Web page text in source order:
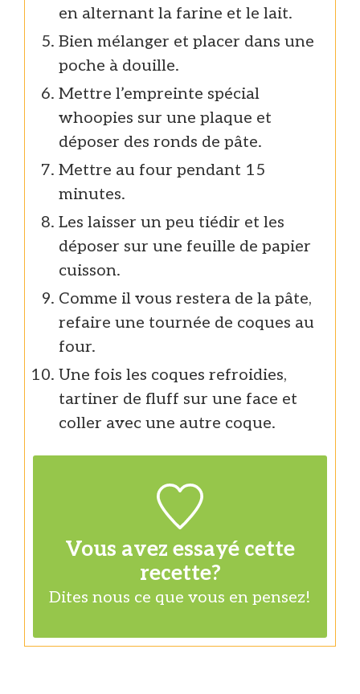
en alternant la farine et le lait.
Bien mélanger et placer dans une
poche à douille.
Mettre l’empreinte spécial
whoopies sur une plaque et
déposer des ronds de pâte.
Mettre au four pendant 15
minutes.
Les laisser un peu tiédir et les
déposer sur une feuille de papier
cuisson.
Comme il vous restera de la pâte,
refaire une tournée de coques au
four.
Une fois les coques refroidies,
tartiner de fluff sur une face et
coller avec une autre coque.
Vous avez essayé cette
recette?
Dites nous ce que vous en pensez!